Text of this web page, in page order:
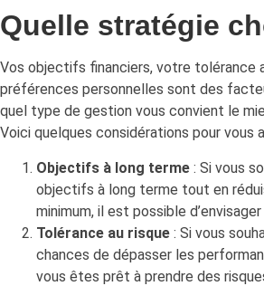
Quelle stratégie
Vos objectifs financiers, votre tolérance
préférences personnelles sont des
quel type de gestion vous convient le
Voici quelques considérations pour vous
Objectifs à long terme : Si vous
objectifs à long terme tout en
minimum, il est possible
Tolérance au risque : Si vous
chances de dépasser les
vous êtes prêt à prendre des